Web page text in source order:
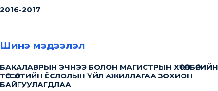
2016-2017
Шинэ мэдээлэл
БАКАЛАВРЫН ЭЧНЭЭ БОЛОН МАГИСТРЫН ХӨТӨЛБӨРИЙН
ТӨГСӨЛТИЙН ЁСЛОЛЫН ҮЙЛ АЖИЛЛАГАА ЗОХИОН
БАЙГУУЛАГДЛАА